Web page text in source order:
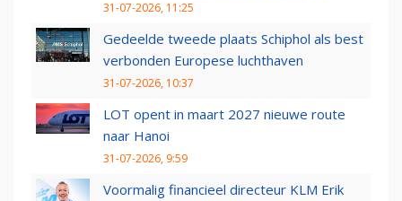
31-07-2026, 11:25
Gedeelde tweede plaats Schiphol als best
verbonden Europese luchthaven
31-07-2026, 10:37
LOT opent in maart 2027 nieuwe route
naar Hanoi
31-07-2026, 9:59
Voormalig financieel directeur KLM Erik